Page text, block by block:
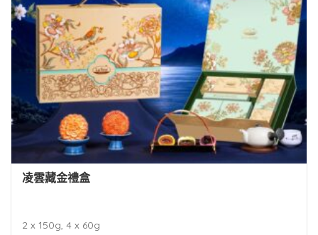
凌雲藏金禮盒
2 x 150g, 4 x 60g